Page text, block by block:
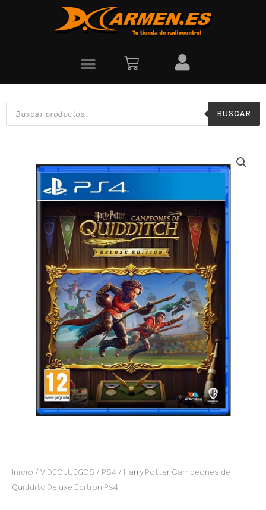
BUSCAR
Inicio / VIDEO JUEGOS / PS4 / Harry Potter Campeones de
Quidditc Deluxe Edition Ps4